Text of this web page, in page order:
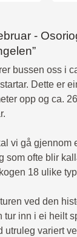
-
bussen oss i
Dette er
opp og ca.
vi gå gjennom
som ofte blir
18 ulike
ved den
tur inn i ei heilt
utruleg variert